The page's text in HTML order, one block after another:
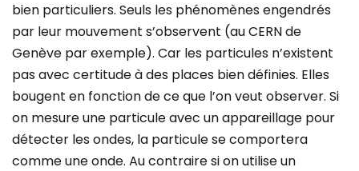
bien particuliers. Seuls les phénomènes engendrés
par leur mouvement s’observent (au CERN de
Genève par exemple). Car les particules n’existent
pas avec certitude à des places bien définies. Elles
bougent en fonction de ce que l’on veut observer. Si
on mesure une particule avec un appareillage pour
détecter les ondes, la particule se comportera
comme une onde. Au contraire si on utilise un